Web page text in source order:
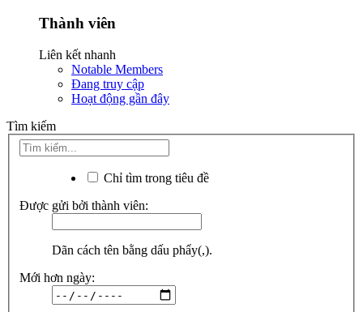
Thành viên
Liên kết nhanh
Notable Members
Đang truy cập
Hoạt động gần đây
Tìm kiếm
Chỉ tìm trong tiêu đề
Được gửi bởi thành viên:
Dãn cách tên bằng dấu phẩy(,).
Mới hơn ngày: